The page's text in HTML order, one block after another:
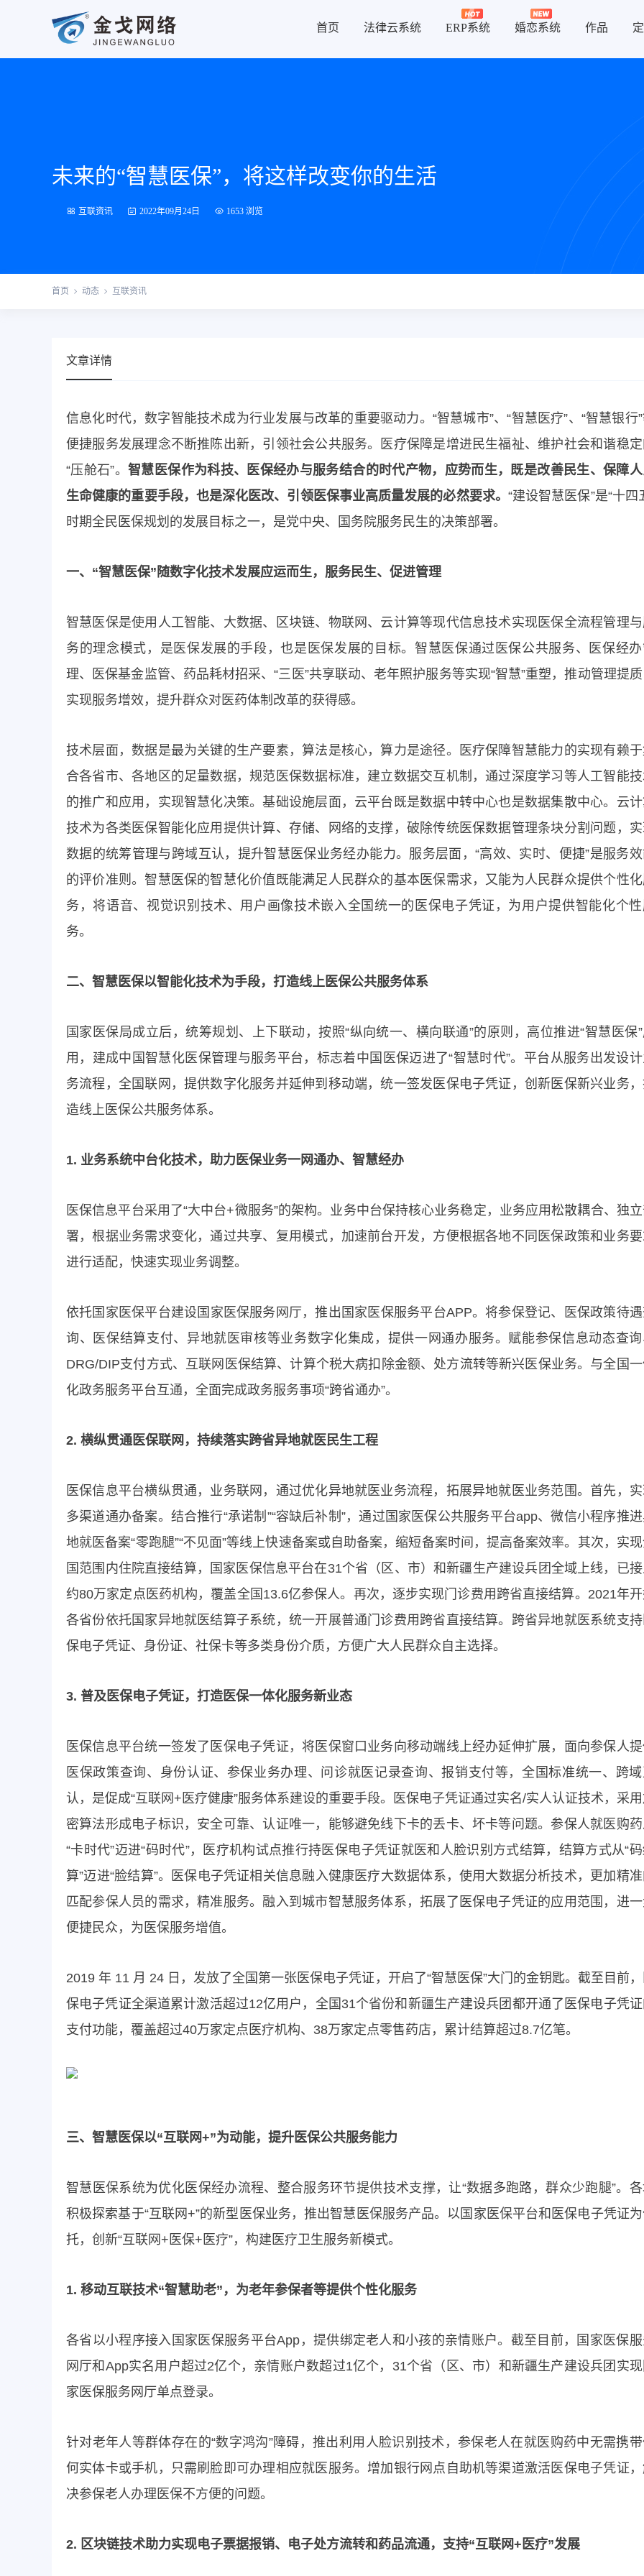
首页 法律云系统 ERP系统 婚恋系统 作品
未来的“智慧医保”，将这样改变你的生活
互联资讯 2022年09月24日 1653 浏览
首页 动态 互联资讯
文章详情
信息化时代，数字智能技术成为行业发展与改革的重要驱动力。“智慧城市”、“智慧医疗”、“智慧银行
便捷服务发展理念不断推陈出新，引领社会公共服务。医疗保障是增进民生福祉、维护社会和谐稳
“压舱石”。智慧医保作为科技、医保经办与服务结合的时代产物，应势而生，既是改善民生、保障
生命健康的重要手段，也是深化医改、引领医保事业高质量发展的必然要求。 “建设智慧医保”是“十四
时期全民医保规划的发展目标之一，是党中央、国务院服务民生的决策部署。
一、“智慧医保”随数字化技术发展应运而生，服务民生、促进管理
智慧医保是使用人工智能、大数据、区块链、物联网、云计算等现代信息技术实现医保全流程管理
务的理念模式，是医保发展的手段，也是医保发展的目标。智慧医保通过医保公共服务、医保经办
理、医保基金监管、药品耗材招采、“三医”共享联动、老年照护服务等实现“智慧”重塑，推动管理提质
实现服务增效，提升群众对医药体制改革的获得感。
技术层面，数据是最为关键的生产要素，算法是核心，算力是途径。医疗保障智慧能力的实现有赖
合各省市、各地区的足量数据，规范医保数据标准，建立数据交互机制，通过深度学习等人工智能
的推广和应用，实现智慧化决策。基础设施层面，云平台既是数据中转中心也是数据集散中心。云
技术为各类医保智能化应用提供计算、存储、网络的支撑，破除传统医保数据管理条块分割问题，
数据的统筹管理与跨域互认，提升智慧医保业务经办能力。服务层面，“高效、实时、便捷”是服务
的评价准则。智慧医保的智慧化价值既能满足人民群众的基本医保需求，又能为人民群众提供个性
务，将语音、视觉识别技术、用户画像技术嵌入全国统一的医保电子凭证，为用户提供智能化个性
务。
二、智慧医保以智能化技术为手段，打造线上医保公共服务体系
国家医保局成立后，统筹规划、上下联动，按照“纵向统一、横向联通”的原则，高位推进“智慧医保
用，建成中国智慧化医保管理与服务平台，标志着中国医保迈进了“智慧时代”。平台从服务出发设
务流程，全国联网，提供数字化服务并延伸到移动端，统一签发医保电子凭证，创新医保新兴业务
造线上医保公共服务体系。
1. 业务系统中台化技术，助力医保业务一网通办、智慧经办
医保信息平台采用了“大中台+微服务”的架构。业务中台保持核心业务稳定，业务应用松散耦合、独
署，根据业务需求变化，通过共享、复用模式，加速前台开发，方便根据各地不同医保政策和业务
进行适配，快速实现业务调整。
依托国家医保平台建设国家医保服务网厅，推出国家医保服务平台APP。将参保登记、医保政策待
询、医保结算支付、异地就医审核等业务数字化集成，提供一网通办服务。赋能参保信息动态查询
DRG/DIP支付方式、互联网医保结算、计算个税大病扣除金额、处方流转等新兴医保业务。与全国
化政务服务平台互通，全面完成政务服务事项“跨省通办”。
2. 横纵贯通医保联网，持续落实跨省异地就医民生工程
医保信息平台横纵贯通，业务联网，通过优化异地就医业务流程，拓展异地就医业务范围。首先，
多渠道通办备案。结合推行“承诺制”“容缺后补制”，通过国家医保公共服务平台app、微信小程序推
地就医备案“零跑腿”“不见面”等线上快速备案或自助备案，缩短备案时间，提高备案效率。其次，实
国范围内住院直接结算，国家医保信息平台在31个省（区、市）和新疆生产建设兵团全域上线，已
约80万家定点医药机构，覆盖全国13.6亿参保人。再次，逐步实现门诊费用跨省直接结算。2021年
各省份依托国家异地就医结算子系统，统一开展普通门诊费用跨省直接结算。跨省异地就医系统支
保电子凭证、身份证、社保卡等多类身份介质，方便广大人民群众自主选择。
3. 普及医保电子凭证，打造医保一体化服务新业态
医保信息平台统一签发了医保电子凭证，将医保窗口业务向移动端线上经办延伸扩展，面向参保人
医保政策查询、身份认证、参保业务办理、问诊就医记录查询、报销支付等，全国标准统一、跨域
认，是促成“互联网+医疗健康”服务体系建设的重要手段。医保电子凭证通过实名/实人认证技术，采用
密算法形成电子标识，安全可靠、认证唯一，能够避免线下卡的丢卡、坏卡等问题。参保人就医购
“卡时代”迈进“码时代”，医疗机构试点推行持医保电子凭证就医和人脸识别方式结算，结算方式从“
算”迈进“脸结算”。医保电子凭证相关信息融入健康医疗大数据体系，使用大数据分析技术，更加精
匹配参保人员的需求，精准服务。融入到城市智慧服务体系，拓展了医保电子凭证的应用范围，进
便捷民众，为医保服务增值。
2019 年 11 月 24 日，发放了全国第一张医保电子凭证，开启了“智慧医保”大门的金钥匙。截至目前
保电子凭证全渠道累计激活超过12亿用户，全国31个省份和新疆生产建设兵团都开通了医保电子凭
支付功能，覆盖超过40万家定点医疗机构、38万家定点零售药店，累计结算超过8.7亿笔。
三、智慧医保以“互联网+”为动能，提升医保公共服务能力
智慧医保系统为优化医保经办流程、整合服务环节提供技术支撑，让“数据多跑路，群众少跑腿”。
积极探索基于“互联网+”的新型医保业务，推出智慧医保服务产品。以国家医保平台和医保电子凭证
托，创新“互联网+医保+医疗”，构建医疗卫生服务新模式。
1. 移动互联技术“智慧助老”，为老年参保者等提供个性化服务
各省以小程序接入国家医保服务平台App，提供绑定老人和小孩的亲情账户。截至目前，国家医保
网厅和App实名用户超过2亿个，亲情账户数超过1亿个，31个省（区、市）和新疆生产建设兵团实现
家医保服务网厅单点登录。
针对老年人等群体存在的“数字鸿沟”障碍，推出利用人脸识别技术，参保老人在就医购药中无需携
何实体卡或手机，只需刷脸即可办理相应就医服务。增加银行网点自助机等渠道激活医保电子凭证
决参保老人办理医保不方便的问题。
2. 区块链技术助力实现电子票据报销、电子处方流转和药品流通，支持“互联网+医疗”发展